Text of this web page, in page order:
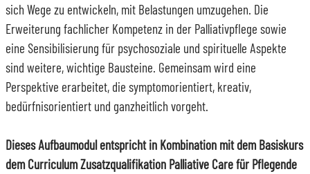
sich Wege zu entwickeln, mit Belastungen umzugehen. Die
Erweiterung fachlicher Kompetenz in der Palliativpflege sowie
eine Sensibilisierung für psychosoziale und spirituelle Aspekte
sind weitere, wichtige Bausteine. Gemeinsam wird eine
Perspektive erarbeitet, die symptomorientiert, kreativ,
bedürfnisorientiert und ganzheitlich vorgeht.
Dieses Aufbaumodul entspricht in Kombination mit dem Basiskurs
dem Curriculum Zusatzqualifikation Palliative Care für Pflegende